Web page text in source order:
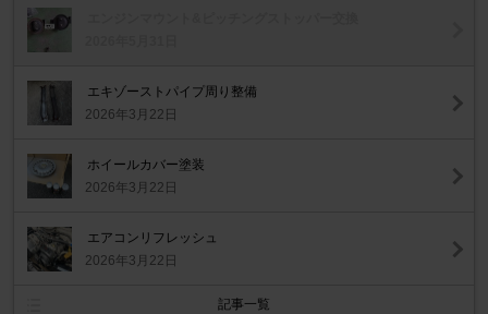
エキゾーストパイプ周り整備
2026年3月22日
ホイールカバー塗装
2026年3月22日
エアコンリフレッシュ
2026年3月22日
記事一覧